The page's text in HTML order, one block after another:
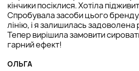
кінчики посіклися. Хотіла
Спробувала засоби цього
лінію, і я залишилась задоволена
Тепер вирішила замовити
гарний ефект!
ОЛЬГА